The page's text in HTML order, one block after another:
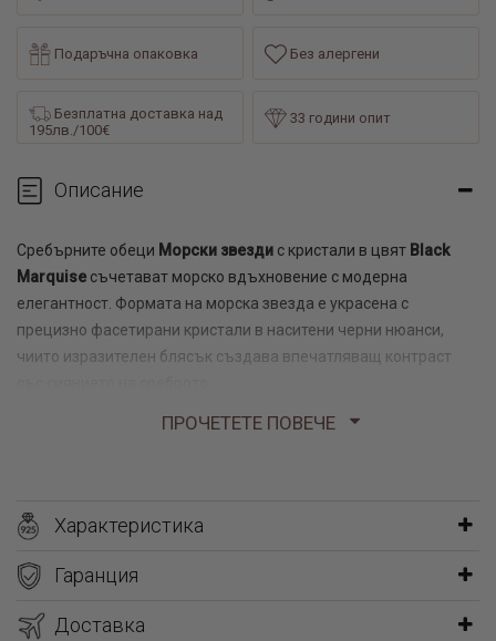
Подаръчна опаковка Без алергени
Безплатна доставка над
195лв./100€
33 години опит
Описание
Сребърните обеци Морски звезди с кристали в цвят Black
Marquise съчетават морско вдъхновение с модерна
елегантност. Формата на морска звезда е украсена с
прецизно фасетирани кристали в наситени черни нюанси,
чиито изразителен блясък създава впечатляващ контраст
подходящ избор както за ежедневни визии, така и за
специални поводи, когато търсите бижу с характер.
Моделът
бриз и индивидуален стил. Цветът
ПРОЧЕТЕТЕ ПОВЕЧЕ
Характеристика
Гаранция
Доставка